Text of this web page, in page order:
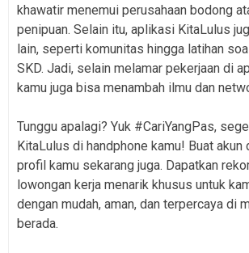
khawatir menemui perusahaan bodong
penipuan. Selain itu, aplikasi KitaLulus
lain, seperti komunitas hingga latihan
SKD. Jadi, selain melamar pekerjaan di
kamu juga bisa menambah ilmu dan
Tunggu apalagi? Yuk #CariYangPas,
KitaLulus di handphone kamu! Buat akun
profil kamu sekarang juga. Dapatkan
lowongan kerja menarik khusus untuk
dengan mudah, aman, dan terpercaya di
berada.